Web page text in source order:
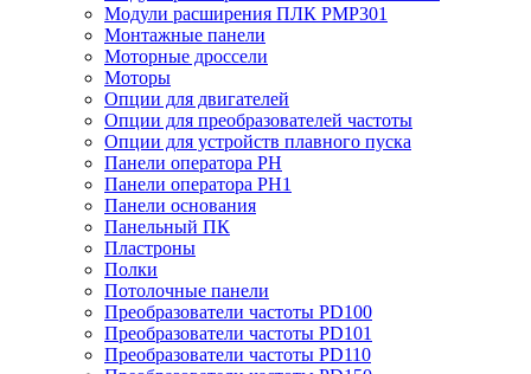
Модули расширения ПЛК PMP301
Монтажные панели
Моторные дроссели
Моторы
Опции для двигателей
Опции для преобразователей частоты
Опции для устройств плавного пуска
Панели оператора PH
Панели оператора PH1
Панели основания
Панельный ПК
Пластроны
Полки
Потолочные панели
Преобразователи частоты PD100
Преобразователи частоты PD101
Преобразователи частоты PD110